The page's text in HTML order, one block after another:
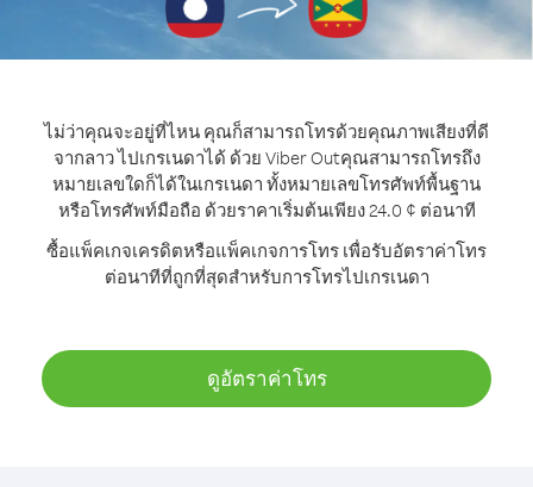
ไม่ว่าคุณจะอยู่ที่ไหน คุณก็สามารถโทรด้วยคุณภาพเสียงที่ดี
จากลาว ไปเกรเนดาได้ ด้วย Viber Outคุณสามารถโทรถึง
หมายเลขใดก็ได้ในเกรเนดา ทั้งหมายเลขโทรศัพท์พื้นฐาน
หรือโทรศัพท์มือถือ ด้วยราคาเริ่มต้นเพียง 24.0 ¢ ต่อนาที
ซื้อแพ็คเกจเครดิตหรือแพ็คเกจการโทร เพื่อรับอัตราค่าโทร
ต่อนาทีที่ถูกที่สุดสำหรับการโทรไปเกรเนดา
ดูอัตราค่าโทร